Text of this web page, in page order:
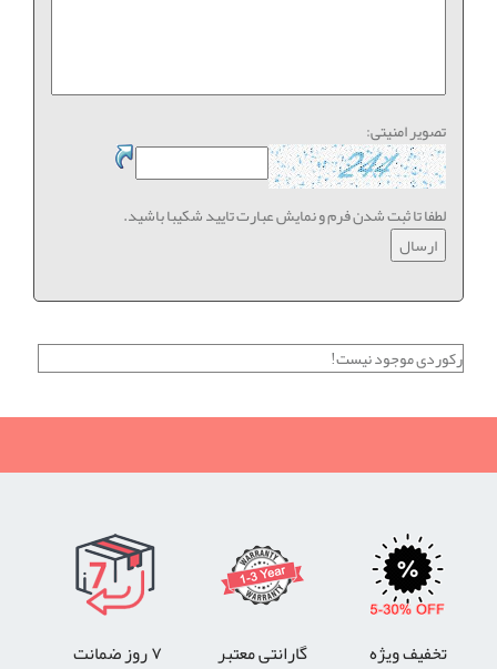
تصویر امنیتی:
لطفا تا ثبت شدن فرم و نمایش عبارت تایید شکیبا باشید.
رکوردی موجود نیست!
تخفیف ویژه گارانتی معتبر
۷ روز ضمانت